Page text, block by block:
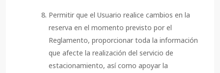
Permitir que el Usuario realice cambios en la
reserva en el momento previsto por el
Reglamento, proporcionar toda la información
que afecte la realización del servicio de
estacionamiento, así como apoyar la